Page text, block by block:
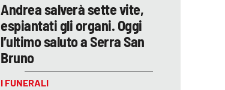
Andrea salverà sette vite,
espiantati gli organi. Oggi
l’ultimo saluto a Serra San
Bruno
I FUNERALI